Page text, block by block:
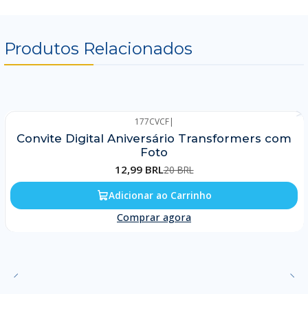
Produtos Relacionados
177CVCF|
Convite Digital Aniversário Transformers com
Foto
12,99 BRL20 BRL
Adicionar ao Carrinho
Comprar agora